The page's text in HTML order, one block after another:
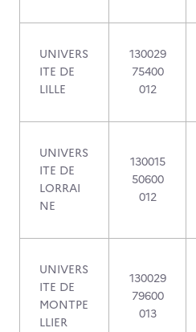
UNIVERS
ITE DE
LILLE
130029
75400
012
UNIVERS
ITE DE
LORRAI
NE
130015
50600
012
UNIVERS
ITE DE
MONTPE
LLIER
130029
79600
013